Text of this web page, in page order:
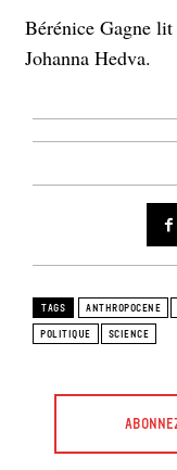
Bérénice Gagne
Johanna Hedva.
TAGS ANTHROPOCENE
POLITIQUE
SCIENCE